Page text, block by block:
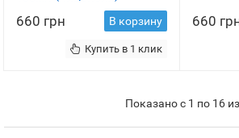
660 грн В корзину
Купить в 1 клик
660
Показано с 1 по 16